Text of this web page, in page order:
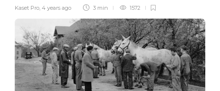
Kaset Pro, 4 years ago 3 min 1572